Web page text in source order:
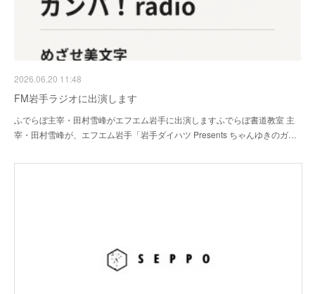
2026.06.20 11:48
FM岩手ラジオに出演します
ふでらぼ主宰・田村雪峰がエフエム岩手に出演しますふでらぼ書道教室 主
宰・田村雪峰が、エフエム岩手「岩手ダイハツ Presents ちゃんゆきのガ…